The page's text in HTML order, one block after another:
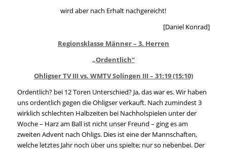
wird aber nach Erhalt nachgereicht!
[Daniel Konrad]
Regionsklasse Männer – 3. Herren
„Ordentlich“
Ohligser TV III vs. WMTV Solingen III – 31:19 (15:10)
Ordentlich? bei 12 Toren Unterschied? Ja, das war es. Wir haben
uns ordentlich gegen die Ohligser verkauft. Nach zumindest 3
wirklich schlechten Halbzeiten bei Nachholspielen unter der
Woche – Harz am Ball ist nicht unser Freund – ging es am
zweiten Advent nach Ohligs. Dies ist eine der Mannschaften,
welche letztes Jahr noch über uns spielte; nur so nebenbei. Der